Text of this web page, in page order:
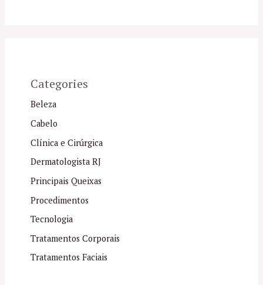
Categories
Beleza
Cabelo
Clínica e Cirúrgica
Dermatologista RJ
Principais Queixas
Procedimentos
Tecnologia
Tratamentos Corporais
Tratamentos Faciais